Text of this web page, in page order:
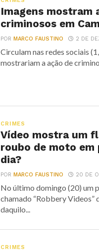
Imagens mostram
criminosos em
PORMARCO FAUSTINO 2 DE
Circulam nas redes sociais
mostrariam a ação de
CRIMES
Vídeo mostra um
roubo de moto em
dia?
PORMARCO FAUSTINO 20 DE
No último domingo (20) um
chamado “Robbery Videos”
daquilo...
CRIMES